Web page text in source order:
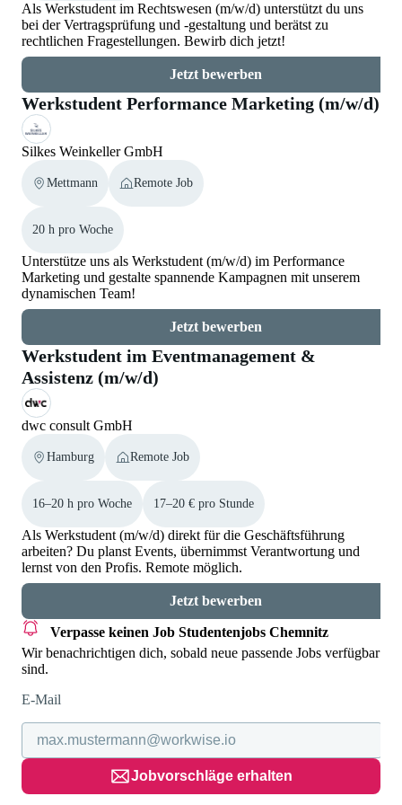
Als Werkstudent im Rechtswesen (m/w/d) unterstützt du uns
bei der Vertragsprüfung und -gestaltung und berätst zu
rechtlichen Fragestellungen. Bewirb dich jetzt!
Jetzt bewerben
Werkstudent Performance Marketing (m/w/d)
Silkes Weinkeller GmbH
Mettmann Remote Job
20 h pro Woche
Unterstütze uns als Werkstudent (m/w/d) im Performance
Marketing und gestalte spannende Kampagnen mit unserem
dynamischen Team!
Jetzt bewerben
Werkstudent im Eventmanagement &
Assistenz (m/w/d)
dwc consult GmbH
Hamburg Remote Job
16–20 h pro Woche 17–20 € pro Stunde
Als Werkstudent (m/w/d) direkt für die Geschäftsführung
arbeiten? Du planst Events, übernimmst Verantwortung und
lernst von den Profis. Remote möglich.
Jetzt bewerben
Verpasse keinen Job Studentenjobs Chemnitz
Wir benachrichtigen dich, sobald neue passende Jobs verfügbar
sind.
E-Mail
Jobvorschläge erhalten